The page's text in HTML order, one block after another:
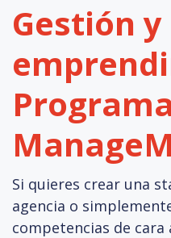
Gestión y
Si quieres crear una
agencia o
competencias de